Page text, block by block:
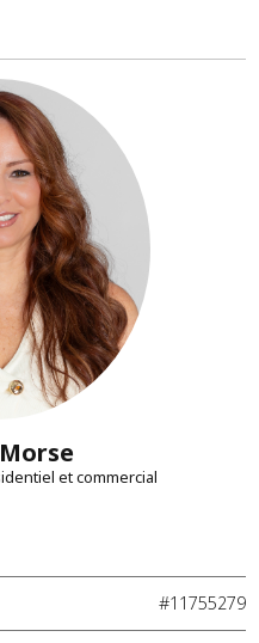
et commercial
#11755279